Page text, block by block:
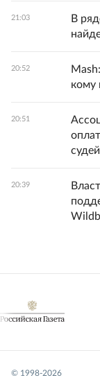
21:03
В
20:52
кому
20:51
судей
20:39
© 1998-2026